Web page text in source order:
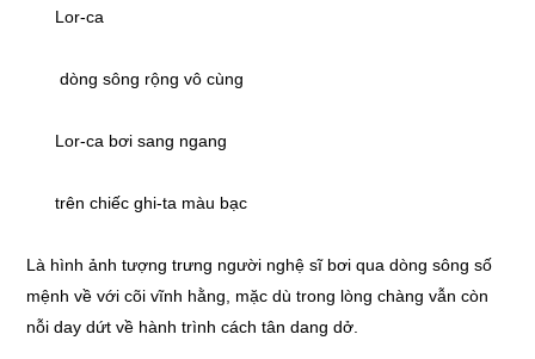
Lor-ca
dòng sông rộng vô cùng
Lor-ca bơi sang ngang
trên chiếc ghi-ta màu bạc
Là hình ảnh tượng trưng người nghệ sĩ bơi qua dòng sông số
mệnh về với cõi vĩnh hằng, mặc dù trong lòng chàng vẫn còn
nỗi day dứt về hành trình cách tân dang dở.